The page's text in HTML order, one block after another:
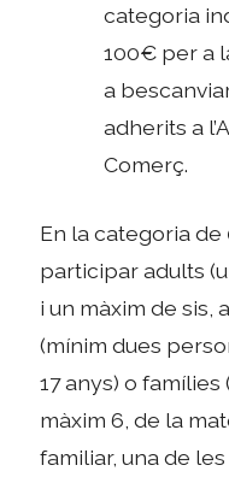
categoria
100€ per a
a
adherits a
Comerç.
En la categoria de
participar adults
i un màxim de sis,
(mínim dues
17 anys) o
màxim 6, de la
familiar, una de